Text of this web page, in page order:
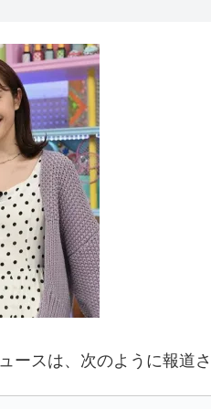
ースは、次のように報道さ